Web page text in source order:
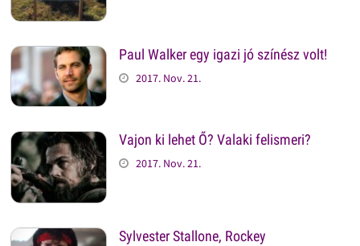
Paul Walker egy igazi jó színész volt!
2017. Nov. 21.
Vajon ki lehet Ő? Valaki felismeri?
2017. Nov. 21.
Sylvester Stallone, Rockey